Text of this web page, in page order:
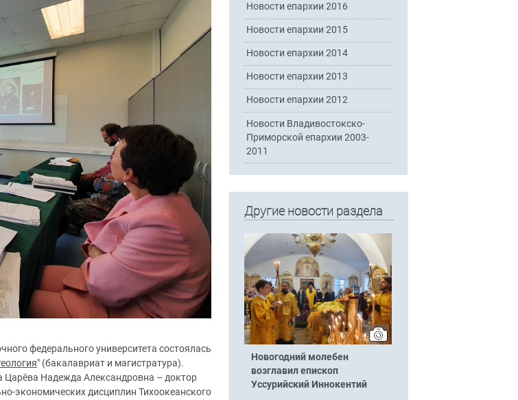
федерального университета состоялась
" (бакалавриат и магистратура).
Царёва Надежда Александровна – доктор
экономических дисциплин Тихоокеанского
Новости епархии 2016
Новости епархии 2015
Новости епархии 2014
Новости епархии 2013
Новости епархии 2012
Новости Владивостокско-
Приморской епархии 2003-
2011
Другие новости раздела
Новогодний молебен
возглавил епископ
Уссурийский Иннокентий